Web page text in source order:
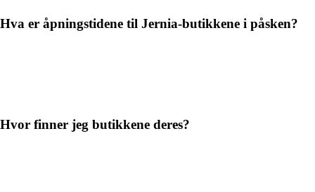
Hva er åpningstidene til Jernia-butikkene i påsken?
Hvor finner jeg butikkene deres?